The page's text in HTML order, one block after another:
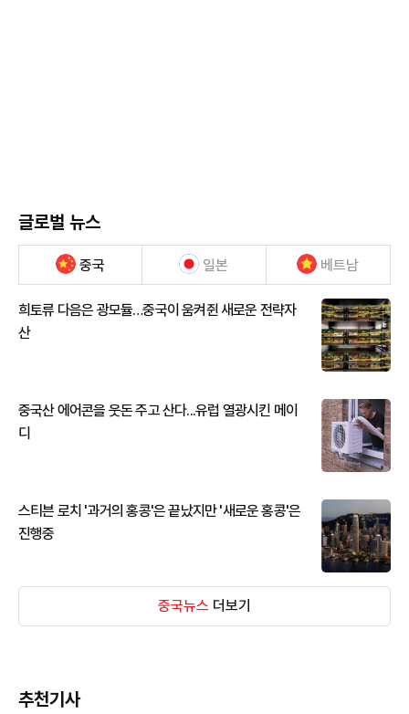
글로벌 뉴스
중국 일본 베트남
희토류 다음은 광모듈…중국이 움켜쥔 새로운 전략자
산
중국산 에어콘을 웃돈 주고 산다...유럽 열광시킨 메이
디
스티븐 로치 '과거의 홍콩'은 끝났지만 '새로운 홍콩'은
진행중
중국뉴스 더보기
추천기사